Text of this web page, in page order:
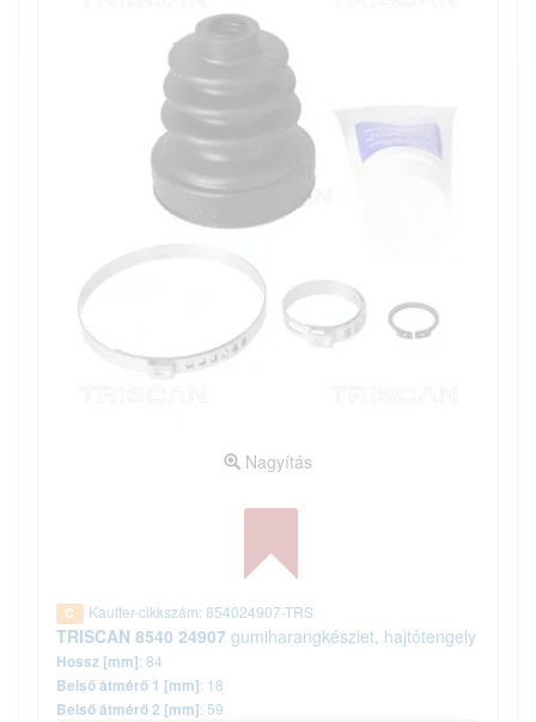
Nagyítás
C Kauffer-cikkszám: 854024907-TRS
TRISCAN 8540 24907 gumiharangkészlet, hajtótengely
Hossz [mm]: 84
Belső átmérő 1 [mm]: 18
Belső átmérő 2 [mm]: 59